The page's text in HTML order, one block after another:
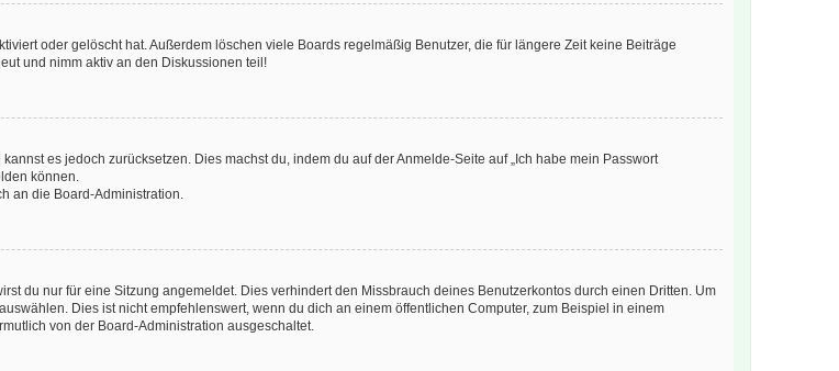
oder gelöscht hat. Außerdem löschen viele Boards regelmäßig Benutzer, die für längere Zeit keine Beiträge
und nimm aktiv an den Diskussionen teil!
es jedoch zurücksetzen. Dies machst du, indem du auf der Anmelde-Seite auf „Ich habe mein Passwort
können.
an die Board-Administration.
du nur für eine Sitzung angemeldet. Dies verhindert den Missbrauch deines Benutzerkontos durch einen Dritten. Um
Dies ist nicht empfehlenswert, wenn du dich an einem öffentlichen Computer, zum Beispiel in einem
von der Board-Administration ausgeschaltet.